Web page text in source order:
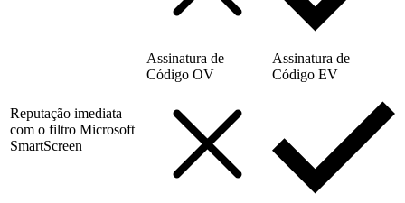
Reputação imediata
com o filtro Microsoft
SmartScreen
Assinatura de
Código OV
Assinatura de
Código EV